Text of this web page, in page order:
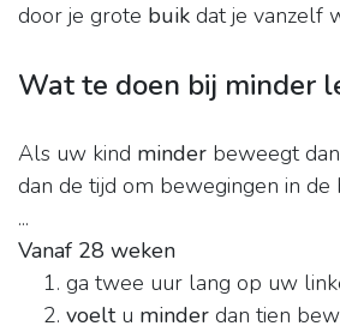
door je grote buik dat je vanzelf
Wat te doen bij minder
Als uw kind minder beweegt
dan de tijd om bewegingen in de
...
Vanaf 28 weken
ga twee uur lang op uw
voeltu minder dan tien